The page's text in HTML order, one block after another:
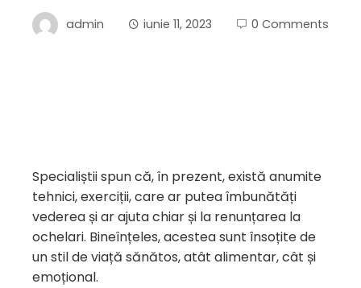
admin iunie 11, 2023 0 Comments
Specialiștii spun că, în prezent, există anumite
tehnici, exerciții, care ar putea îmbunătăți
vederea și ar ajuta chiar și la renunțarea la
ochelari. Bineînțeles, acestea sunt însoțite de
un stil de viață sănătos, atât alimentar, cât și
emoțional.